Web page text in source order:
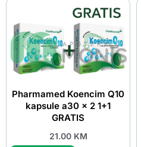
Pharmamed Koencim Q10
kapsule a30 x 2 1+1
GRATIS
21.00 KM